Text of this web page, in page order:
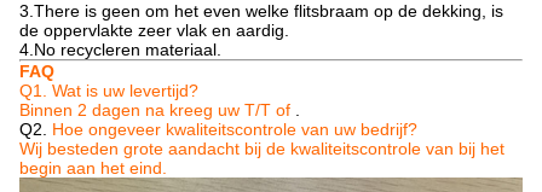
3.There is geen om het even welke flitsbraam op de dekking, is
de oppervlakte zeer vlak en aardig.
4.No recycleren materiaal.
FAQ
Q1. Wat is uw levertijd?
Binnen 2 dagen na kreeg uw T/T of
Q2. Hoe ongeveer kwaliteitscontrole van uw bedrijf?
Wij besteden grote aandacht bij de kwaliteitscontrole van bij het
begin aan het eind.